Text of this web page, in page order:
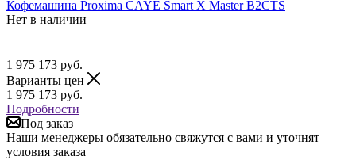
Кофемашина Proxima CAYE Smart X Master B2CTS
Нет в наличии
1 975 173 руб.
Варианты цен
1 975 173 руб.
Подробности
Под заказ
Наши менеджеры обязательно свяжутся с вами и уточнят
условия заказа